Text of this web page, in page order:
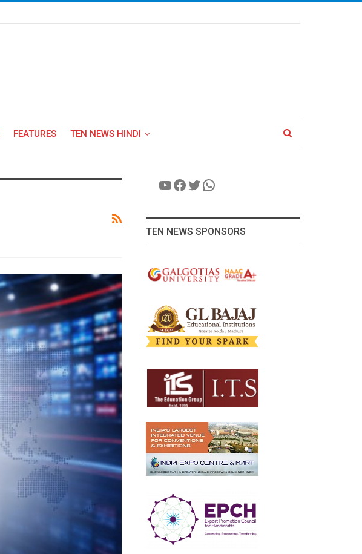
FEATURES TEN NEWS HINDI
YouTube
Facebook
Twitter
WhatsApp
TEN NEWS SPONSORS